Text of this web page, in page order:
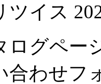
ツイス
ログペー
合わせフ